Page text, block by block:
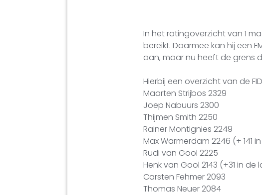
In het ratingoverzicht van 1
bereikt. Daarmee kan hij een
aan, maar nu heeft de grens
Hierbij een overzicht van de
Maarten Strijbos 2329
Joep Nabuurs 2300
Thijmen Smith 2250
Rainer Montignies 2249
Max Warmerdam 2246 (+ 141
Rudi van Gool 2225
Henk van Gool 2143 (+31 in
Carsten Fehmer 2093
Thomas Neuer 2084